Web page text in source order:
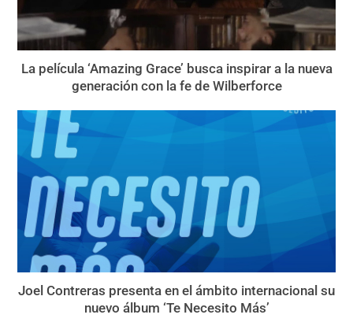
La película ‘Amazing Grace’ busca inspirar a la nueva
generación con la fe de Wilberforce
Joel Contreras presenta en el ámbito internacional su
nuevo álbum ‘Te Necesito Más’